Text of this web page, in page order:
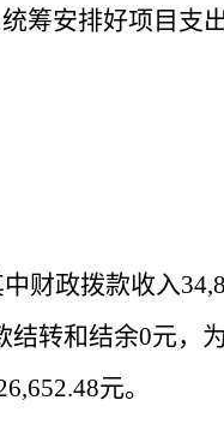
筹安排好项目支
财政拨款收入
结转和结余0元，
元。